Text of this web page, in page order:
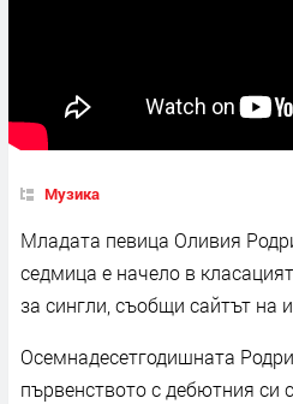
Музика
Младата певица Оливия
седмица е начело в
за сингли, съобщи сайтът на
Осемнадесетгодишната
първенството с дебютния си